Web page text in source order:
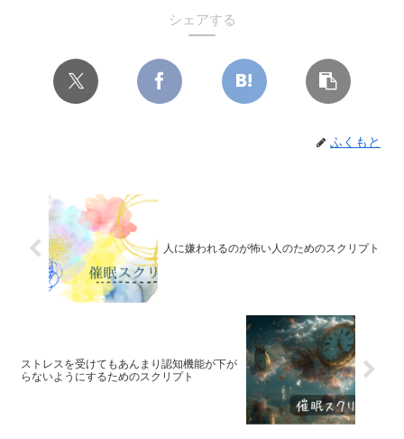
シェアする
ふくもと
人に嫌われるのが怖い人のためのスクリプト
ストレスを受けてもあんまり認知機能が下が
らないようにするためのスクリプト